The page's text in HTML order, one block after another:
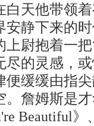
白天他带领
静下来的
尉抱着一
尽的灵感，
缓缓由指
詹姆斯是
Beautiful》